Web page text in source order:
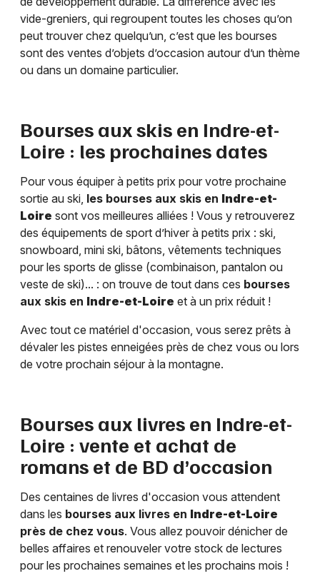
vide-greniers, qui regroupent toutes les choses qu’on
peut trouver chez quelqu’un, c’est que les bourses
sont des ventes d’objets d’occasion autour d’un thème
ou dans un domaine particulier.
Bourses aux skis en Indre-et-
Loire : les prochaines dates
Pour vous équiper à petits prix pour votre prochaine
sortie au ski, les bourses aux skis en Indre-et-
Loire sont vos meilleures alliées ! Vous y retrouverez
des équipements de sport d’hiver à petits prix : ski,
snowboard, mini ski, bâtons, vêtements techniques
pour les sports de glisse (combinaison, pantalon ou
veste de ski)... : on trouve de tout dans ces bourses
aux skis en Indre-et-Loire et à un prix réduit !
Avec tout ce matériel d'occasion, vous serez prêts à
dévaler les pistes enneigées près de chez vous ou lors
de votre prochain séjour à la montagne.
Bourses aux livres en Indre-et-
Loire : vente et achat de
romans et de BD d’occasion
Des centaines de livres d'occasion vous attendent
dans les bourses aux livres en Indre-et-Loire
près de chez vous. Vous allez pouvoir dénicher de
belles affaires et renouveler votre stock de lectures
pour les prochaines semaines et les prochains mois !